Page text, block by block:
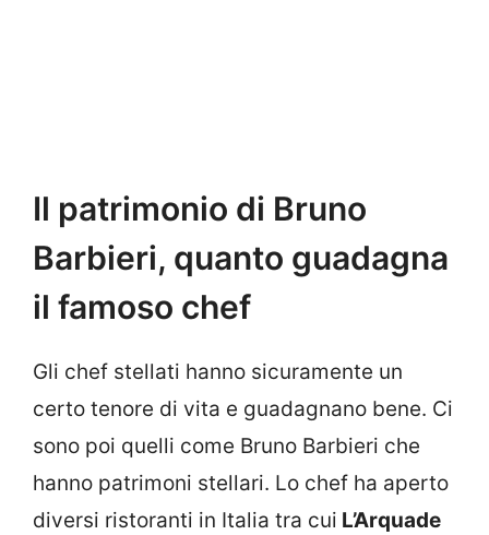
Il patrimonio di Bruno
Barbieri, quanto guadagna
il famoso chef
Gli chef stellati hanno sicuramente un
certo tenore di vita e guadagnano bene. Ci
sono poi quelli come Bruno Barbieri che
hanno patrimoni stellari. Lo chef ha aperto
diversi ristoranti in Italia tra cui L’Arquade